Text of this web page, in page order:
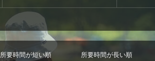
所要時間が短い順 所要時間が長い順